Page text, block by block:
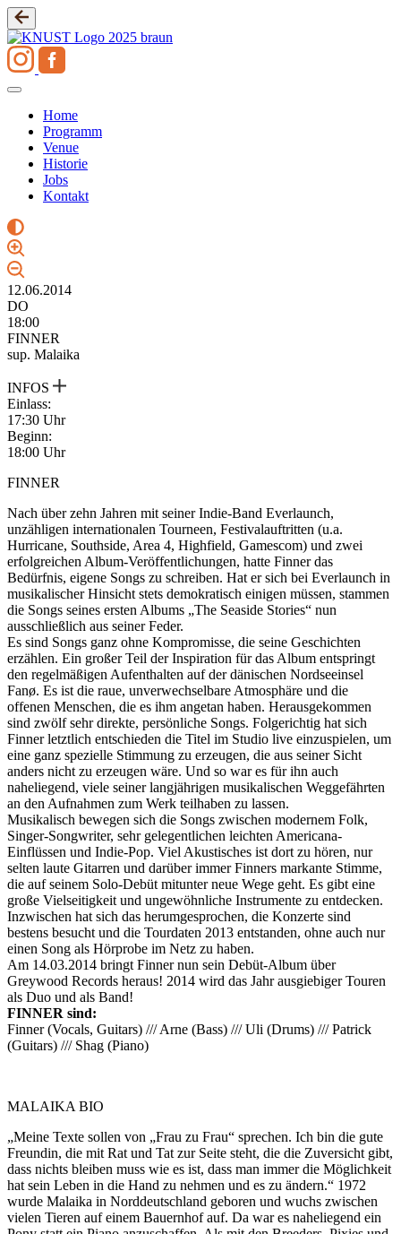
Zum
Inhalt
springen
Home
Programm
Venue
Historie
Jobs
Kontakt
12.06.2014
DO
18:00
FINNER
sup. Malaika
INFOS
Einlass:
17:30 Uhr
Beginn:
18:00 Uhr
FINNER
Nach über zehn Jahren mit seiner Indie-Band Everlaunch,
unzähligen internationalen Tourneen, Festivalauftritten (u.a.
Hurricane, Southside, Area 4, Highfield, Gamescom) und zwei
erfolgreichen Album-Veröffentlichungen, hatte Finner das
Bedürfnis, eigene Songs zu schreiben. Hat er sich bei Everlaunch in
musikalischer Hinsicht stets demokratisch einigen müssen, stammen
die Songs seines ersten Albums „The Seaside Stories“ nun
ausschließlich aus seiner Feder.
Es sind Songs ganz ohne Kompromisse, die seine Geschichten
erzählen. Ein großer Teil der Inspiration für das Album entspringt
den regelmäßigen Aufenthalten auf der dänischen Nordseeinsel
Fanø. Es ist die raue, unverwechselbare Atmosphäre und die
offenen Menschen, die es ihm angetan haben. Herausgekommen
sind zwölf sehr direkte, persönliche Songs. Folgerichtig hat sich
Finner letztlich entschieden die Titel im Studio live einzuspielen, um
eine ganz spezielle Stimmung zu erzeugen, die aus seiner Sicht
anders nicht zu erzeugen wäre. Und so war es für ihn auch
naheliegend, viele seiner langjährigen musikalischen Weggefährten
an den Aufnahmen zum Werk teilhaben zu lassen.
Musikalisch bewegen sich die Songs zwischen modernem Folk,
Singer-Songwriter, sehr gelegentlichen leichten Americana-
Einflüssen und Indie-Pop. Viel Akustisches ist dort zu hören, nur
selten laute Gitarren und darüber immer Finners markante Stimme,
die auf seinem Solo-Debüt mitunter neue Wege geht. Es gibt eine
große Vielseitigkeit und ungewöhnliche Instrumente zu entdecken.
Inzwischen hat sich das herumgesprochen, die Konzerte sind
bestens besucht und die Tourdaten 2013 entstanden, ohne auch nur
einen Song als Hörprobe im Netz zu haben.
Am 14.03.2014 bringt Finner nun sein Debüt-Album über
Greywood Records heraus! 2014 wird das Jahr ausgiebiger Touren
als Duo und als Band!
FINNER sind:
Finner (Vocals, Guitars) /// Arne (Bass) /// Uli (Drums) /// Patrick
(Guitars) /// Shag (Piano)
MALAIKA BIO
„Meine Texte sollen von „Frau zu Frau“ sprechen. Ich bin die gute
Freundin, die mit Rat und Tat zur Seite steht, die die Zuversicht gibt,
dass nichts bleiben muss wie es ist, dass man immer die Möglichkeit
hat sein Leben in die Hand zu nehmen und es zu ändern.“ 1972
wurde Malaika in Norddeutschland geboren und wuchs zwischen
vielen Tieren auf einem Bauernhof auf. Da war es naheliegend ein